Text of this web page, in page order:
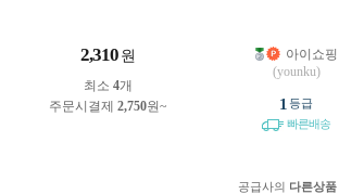
2,310 원
최소 4개
주문시결제 2,750원~
아이쇼핑
(younku)
1 등급
빠른배송
공급사의 다른상품